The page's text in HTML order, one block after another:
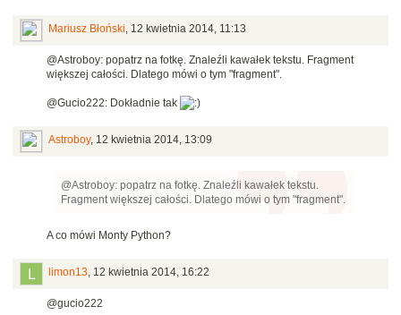
Mariusz Błoński, 12 kwietnia 2014, 11:13
@Astroboy: popatrz na fotkę. Znaleźli kawałek tekstu. Fragment
większej całości. Dlatego mówi o tym "fragment".
@Gucio222: Dokładnie tak
Astroboy, 12 kwietnia 2014, 13:09
@Astroboy: popatrz na fotkę. Znaleźli kawałek tekstu.
Fragment większej całości. Dlatego mówi o tym "fragment".
A co mówi Monty Python?
limon13, 12 kwietnia 2014, 16:22
@gucio222